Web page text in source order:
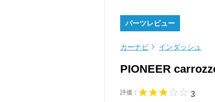
パーツレビュー
カーナビ インダッシュ
PIONEER
評価： 3